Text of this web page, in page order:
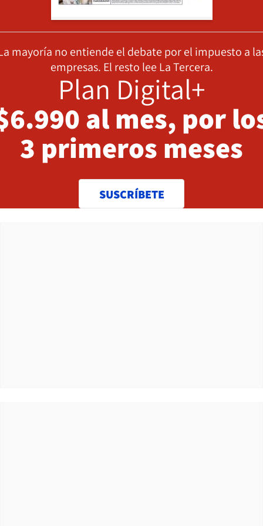
mayoría no entiende el debate por el impuesto a
empresas. El resto lee La Tercera.
Plan Digital+
al mes, por
3 primeros meses
SUSCRÍBETE